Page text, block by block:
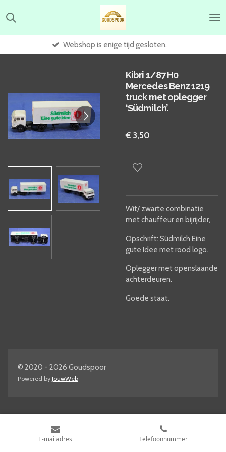
direct
hoofdinhoud
Webshop is enige tijd gesloten.
Kibri 1/87 H0
Mercedes Benz 1219
truck met oplegger
‘Südmilch’.
€ 3,50
Wit/ zwarte combinatie
met chauffeur en bijrijder,
Opschrift: Südmilch Eine
gute Idee met rood logo.
Oplegger met openslaande
achterdeuren.
Goede staat.
© 2020 - 2026 Goudspoor
Powered by JouwWeb
E-mailadres Telefoonnummer